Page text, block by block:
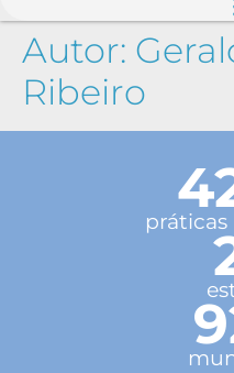
Autor:
Ribeiro